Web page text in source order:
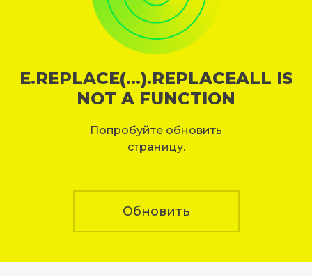
E.REPLACE(...).REPLACEALL IS
NOT A FUNCTION
Попробуйте обновить
страницу.
Обновить